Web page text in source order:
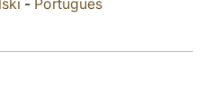
- Português